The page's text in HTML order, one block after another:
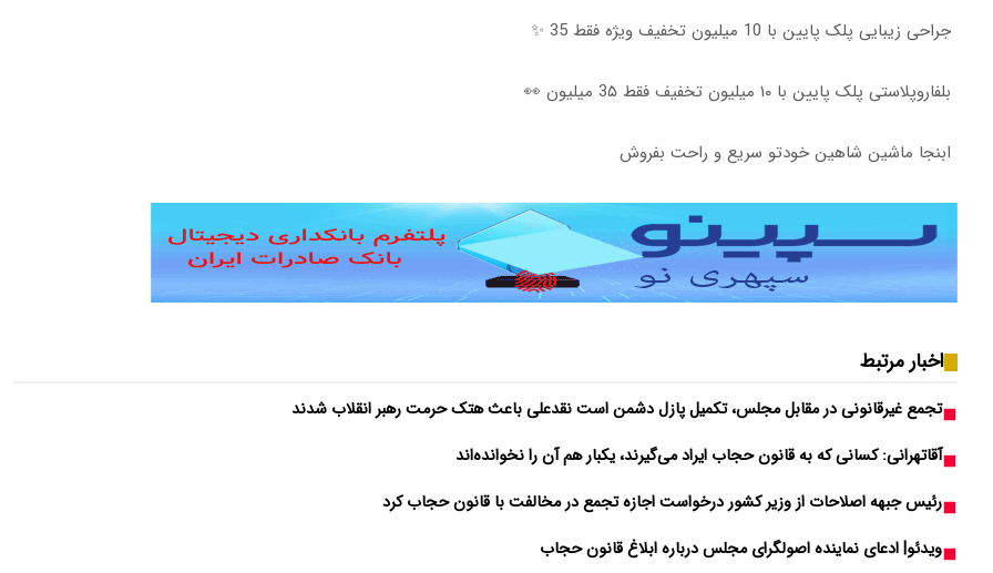
جراحی زیبایی پلک پایین با 10 میلیون تخفیف ویژه فقط 35 ✨
بلفاروپلاستی پلک پایین با ۱۰ میلیون تخفیف فقط 3۵ میلیون 👀
ابنجا ماشین شاهین خودتو سریع و راحت بفروش
اخبار مرتبط
تجمع غیرقانونی در مقابل مجلس، تکمیل پازل دشمن است نقدعلی باعث هتک حرمت رهبر انقلاب شدند
آقاتهرانی: کسانی که به قانون حجاب ایراد می‌گیرند، یکبار هم آن را نخوانده‌اند
رئیس جبهه اصلاحات از وزیر کشور درخواست اجازه تجمع در مخالفت با قانون حجاب کرد
ویدئو| ادعای نماینده اصولگرای مجلس درباره ابلاغ قانون حجاب